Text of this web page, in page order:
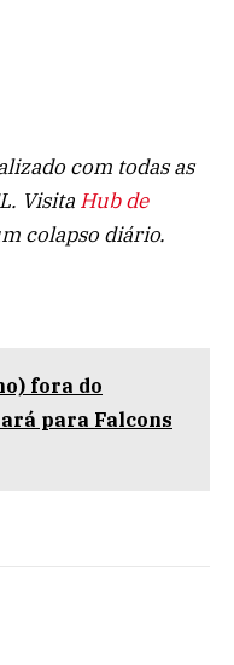
com todas as
Visita Hub de
colapso diário.
fora do
para Falcons